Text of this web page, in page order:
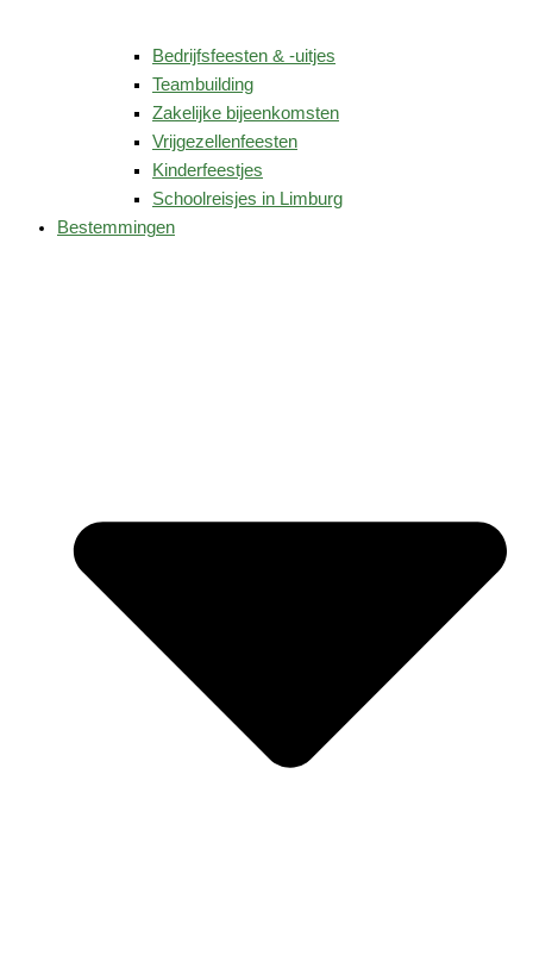
Bedrijfsfeesten & -uitjes
Teambuilding
Zakelijke bijeenkomsten
Vrijgezellenfeesten
Kinderfeestjes
Schoolreisjes in Limburg
Bestemmingen